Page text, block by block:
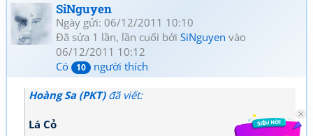
SiNguyen
Ngày gửi: 06/12/2011 10:10
Đã sửa 1 lần, lần cuối bởi SiNguyen vào
06/12/2011 10:12
Có
10 người thích
Hoàng Sa (PKT)đã viết:
Lá Cỏ